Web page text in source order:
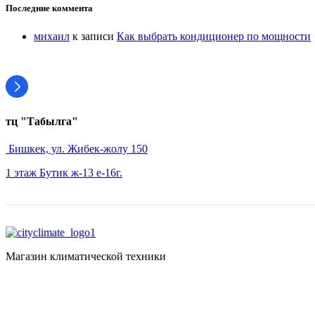
Последние коммента
михаил к записи Как выбрать кондиционер по мощности
тц "Табылга"
Бишкек, ул. Жибек-жолу 150
1 этаж Бутик ж-13 е-16г.
Магазин климатической техники